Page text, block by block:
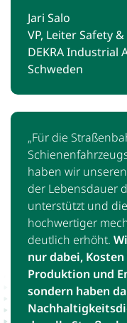
Jari Salo
VP, Leiter Safety
DEKRA Industrial
Schweden
„Für die
haben wir
der Lebensdauer
unterstützt und
hochwertiger
deutlich erhöht.
nur dabei,
Produktion und
sondern haben